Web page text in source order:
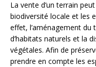
La vente d’un terrain
biodiversité locale et les
effet, l’aménagement
d’habitats naturels et la
végétales. Afin de
prendre en compte les